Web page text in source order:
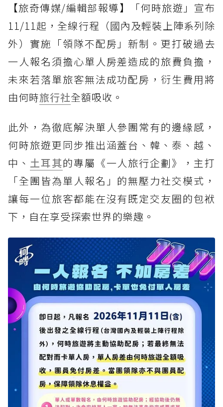
【旅奇傳媒/編輯部報導】「何時旅遊」宣布
11/11起，全線行程（國內及輕裝上陣系列除
外）實施「領隊不配房」新制。更打破過去
一人報名須擔心單人房差造成的旅費負擔，
未來若落單旅客無法成功配房，衍生費用將
由何時旅行社全額吸收。
此外，為徹底解決單人參團常有的邊緣感，
何時旅遊更同步推出涵蓋台、韓、泰、越、
中、 土耳其的專屬《一人旅行企劃》，主打
「全團皆為單人報名」的無壓力社交模式，
讓每一位旅客都能在沒有既定交友圈的包袱
下，自在享受探索世界的樂趣。